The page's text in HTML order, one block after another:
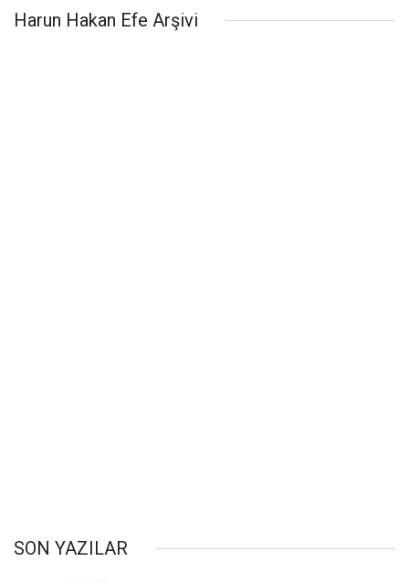
Harun Hakan Efe Arşivi
SON YAZILAR